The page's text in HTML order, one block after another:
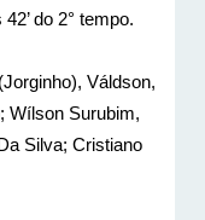
do 2° tempo.
Váldson,
Wílson Surubim,
Silva; Cristiano